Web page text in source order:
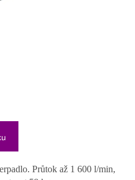
Průtok až 1 600 l/min,